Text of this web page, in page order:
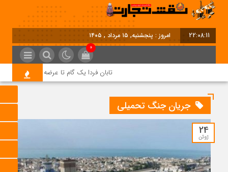
22:08:11 امروز : پنجشنبه, ۱۵ مرداد , ۱۴۰۵
0
تابان فردا یک گام تا عرضه اولیه؛ نماد
جریان جنگ تحمیلی
24
ژوئن